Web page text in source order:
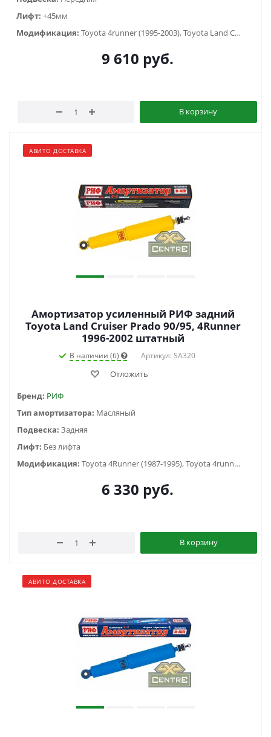
Лифт: +45мм
Модификация:
Toyota 4runner (1995-2003), Toyota Land Cruiser Prado 90/95 (1996-2002)
9 610 руб.
В корзину
АВИТО ДОСТАВКА
Амортизатор усиленный РИФ задний
Toyota Land Cruiser Prado 90/95, 4Runner
1996-2002 штатный
В наличии (6) Артикул: SA320
Отложить
Бренд: РИФ
Тип амортизатора: Масляный
Подвеска: Задняя
Лифт: Без лифта
Модификация:
Toyota 4Runner (1987-1995), Toyota 4runner (1995-2003), Toyota Land Cruiser Prado 90/95 (1996-2002)
6 330 руб.
В корзину
АВИТО ДОСТАВКА